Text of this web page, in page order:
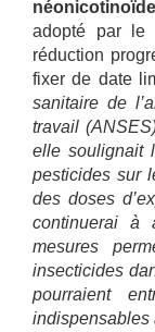
adopté par le
réduction
fixer de date
sanitaire de
travail
elle soulignait
pesticides sur
des doses
continuerai à
mesures
insecticides
pourraient
indispensables